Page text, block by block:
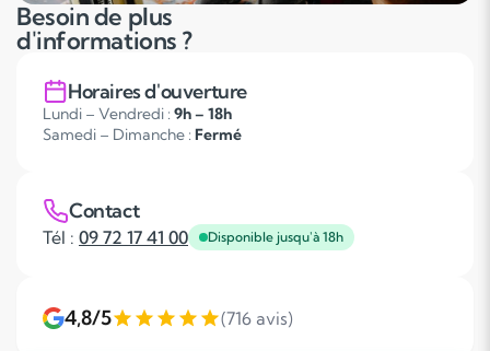
Besoin de plus
d'informations ?
Horaires d'ouverture
Lundi – Vendredi : 9h – 18h
Samedi – Dimanche : Fermé
Contact
Tél : 09 72 17 41 00 Disponible jusqu'à 18h
4,8/5 (716 avis)